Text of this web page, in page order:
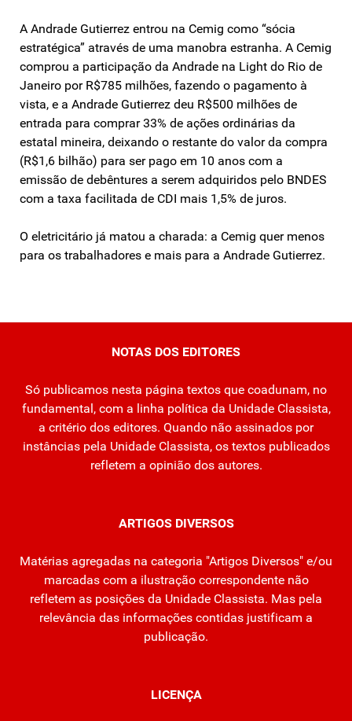
A Andrade Gutierrez entrou na Cemig como “sócia
estratégica” através de uma manobra estranha. A Cemig
comprou a participação da Andrade na Light do Rio de
Janeiro por R$785 milhões, fazendo o pagamento à
vista, e a Andrade Gutierrez deu R$500 milhões de
entrada para comprar 33% de ações ordinárias da
estatal mineira, deixando o restante do valor da compra
(R$1,6 bilhão) para ser pago em 10 anos com a
emissão de debêntures a serem adquiridos pelo BNDES
com a taxa facilitada de CDI mais 1,5% de juros.
O eletricitário já matou a charada: a Cemig quer menos
para os trabalhadores e mais para a Andrade Gutierrez.
NOTAS DOS EDITORES
Só publicamos nesta página textos que coadunam, no
fundamental, com a linha política da Unidade Classista,
a critério dos editores. Quando não assinados por
instâncias pela Unidade Classista, os textos publicados
refletem a opinião dos autores.
ARTIGOS DIVERSOS
Matérias agregadas na categoria "Artigos Diversos" e/ou
marcadas com a ilustração correspondente não
refletem as posições da Unidade Classista. Mas pela
relevância das informações contidas justificam a
publicação.
LICENÇA